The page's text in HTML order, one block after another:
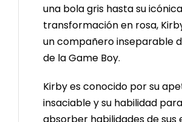
una bola gris hasta su icónica
transformación en rosa,
un compañero inseparable
de la Game Boy.
Kirby es conocido por su
insaciable y su habilidad para